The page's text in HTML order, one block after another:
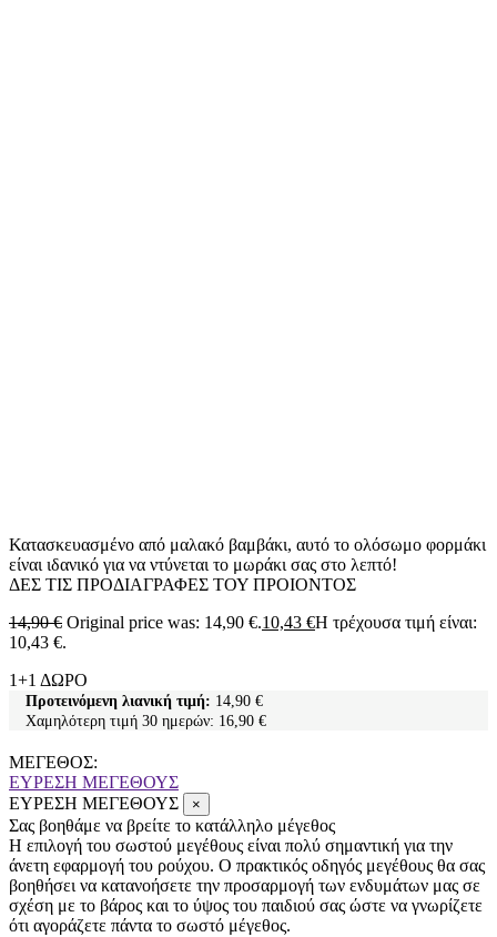
Κατασκευασμένο από μαλακό βαμβάκι, αυτό το ολόσωμο φορμάκι
είναι ιδανικό για να ντύνεται το μωράκι σας στο λεπτό!
ΔΕΣ ΤΙΣ ΠΡΟΔΙΑΓΡΑΦΕΣ ΤΟΥ ΠΡΟΙΟΝΤΟΣ
14,90€ Original price was: 14,90 €.10,43 €Η τρέχουσα τιμή είναι:
10,43 €.
1+1 ΔΩΡΟ
Προτεινόμενη λιανική τιμή: 14,90 €
Χαμηλότερη τιμή 30 ημερών: 16,90 €
ΜΕΓΕΘΟΣ:
ΕΥΡΕΣΗ ΜΕΓΕΘΟΥΣ
ΕΥΡΕΣΗ ΜΕΓΕΘΟΥΣ
×
Σας βοηθάμε να βρείτε το κατάλληλο μέγεθος
Η επιλογή του σωστού μεγέθους είναι πολύ σημαντική για την
άνετη εφαρμογή του ρούχου. Ο πρακτικός οδηγός μεγέθους θα σας
βοηθήσει να κατανοήσετε την προσαρμογή των ενδυμάτων μας σε
σχέση με το βάρος και το ύψος του παιδιού σας ώστε να γνωρίζετε
ότι αγοράζετε πάντα το σωστό μέγεθος.